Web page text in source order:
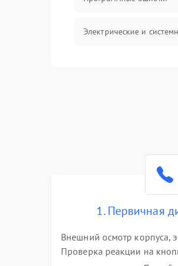
Электрические и
Система охлаждения
1. Первичная
Внешний осмотр корпуса,
Проверка реакции на